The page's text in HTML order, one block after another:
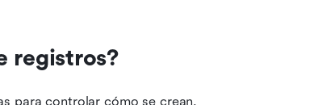
registros?
para controlar cómo se crean,